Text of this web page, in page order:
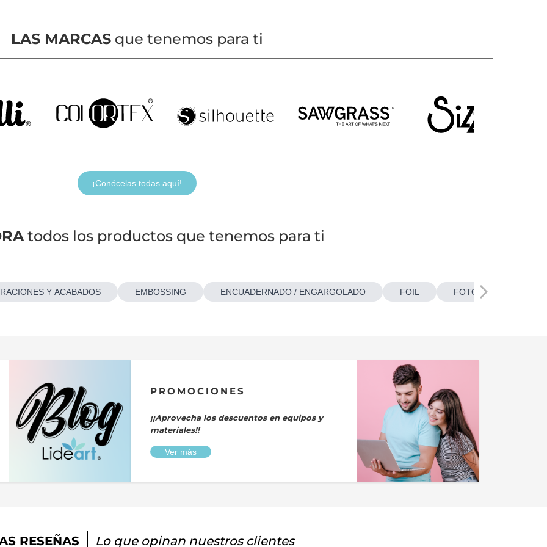
LAS MARCASque tenemos para ti
¡Conócelas todas aquí!
todos los productos que tenemos para ti
Y ACABADOS EMBOSSING ENCUADERNADO / ENGARGOLADO FOIL FOTOBOTONES
PROMOCIONES
¡¡Aprovecha los descuentos en equipos y
materiales!!
Ver más
RESEÑAS Lo que opinan nuestros clientes